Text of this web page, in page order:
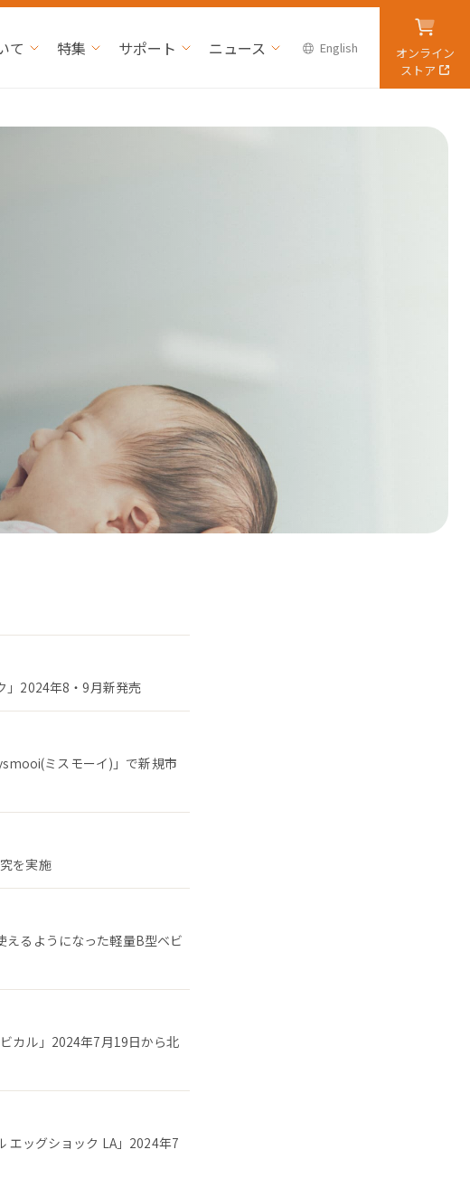
て 特集 サポート ニュース English
オンライン
ストア
」2024年8・9月新発売
ミスモーイ)」で新規市
を実施
えるようになった軽量B型ベビ
カル」2024年7月19日から北
エッグショック LA」2024年7